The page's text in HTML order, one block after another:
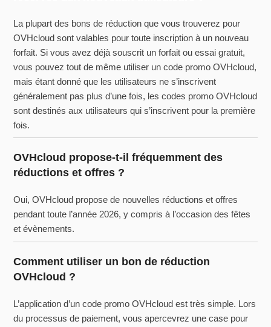
La plupart des bons de réduction que vous trouverez pour
OVHcloud sont valables pour toute inscription à un nouveau
forfait. Si vous avez déjà souscrit un forfait ou essai gratuit,
vous pouvez tout de même utiliser un code promo OVHcloud,
mais étant donné que les utilisateurs ne s’inscrivent
généralement pas plus d’une fois, les codes promo OVHcloud
sont destinés aux utilisateurs qui s’inscrivent pour la première
fois.
OVHcloud propose-t-il fréquemment des
réductions et offres ?
Oui, OVHcloud propose de nouvelles réductions et offres
pendant toute l’année 2026, y compris à l’occasion des fêtes
et évènements.
Comment utiliser un bon de réduction
OVHcloud ?
L’application d’un code promo OVHcloud est très simple. Lors
du processus de paiement, vous apercevrez une case pour